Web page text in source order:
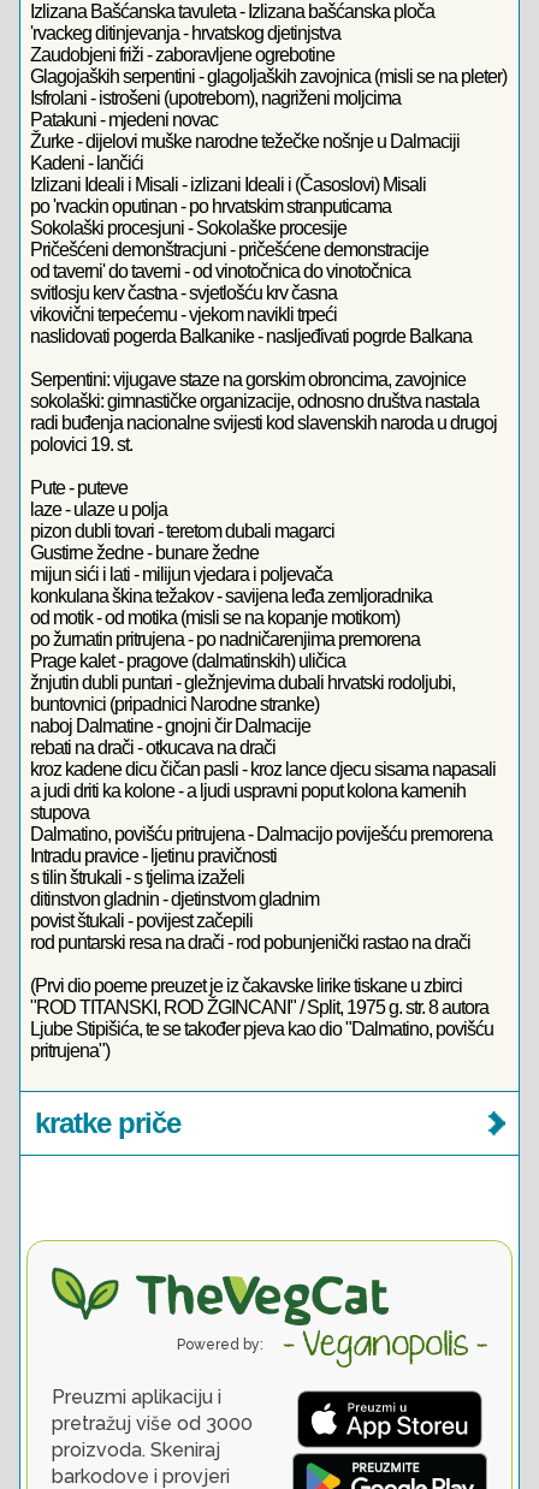
Izlizana Bašćanska tavuleta - Izlizana bašćanska ploča
'rvackeg ditinjevanja - hrvatskog djetinjstva
Zaudobjeni friži - zaboravljene ogrebotine
Glagojaških serpentini - glagoljaških zavojnica (misli se na pleter)
Isfrolani - istrošeni (upotrebom), nagriženi moljcima
Patakuni - mjedeni novac
Žurke - dijelovi muške narodne težečke nošnje u Dalmaciji
Kadeni - lančići
Izlizani Ideali i Misali - izlizani Ideali i (Časoslovi) Misali
po 'rvackin oputinan - po hrvatskim stranputicama
Sokolaški procesjuni - Sokolaške procesije
Pričešćeni demonštracjuni - pričešćene demonstracije
od taverni' do taverni - od vinotočnica do vinotočnica
svitlosju kerv častna - svjetlošću krv časna
vikovični terpećemu - vjekom navikli trpeći
naslidovati pogerda Balkanike - nasljeđivati pogrde Balkana
Serpentini: vijugave staze na gorskim obroncima, zavojnice
sokolaški: gimnastičke organizacije, odnosno društva nastala
radi buđenja nacionalne svijesti kod slavenskih naroda u drugoj
polovici 19. st.
Pute - puteve
laze - ulaze u polja
pizon dubli tovari - teretom dubali magarci
Gustirne žedne - bunare žedne
mijun sići i lati - milijun vjedara i poljevača
konkulana škina težakov - savijena leđa zemljoradnika
od motik - od motika (misli se na kopanje motikom)
po žurnatin pritrujena - po nadničarenjima premorena
Prage kalet - pragove (dalmatinskih) uličica
žnjutin dubli puntari - gležnjevima dubali hrvatski rodoljubi,
buntovnici (pripadnici Narodne stranke)
naboj Dalmatine - gnojni čir Dalmacije
rebati na drači - otkucava na drači
kroz kadene dicu čičan pasli - kroz lance djecu sisama napasali
a judi driti ka kolone - a ljudi uspravni poput kolona kamenih
stupova
Dalmatino, povišću pritrujena - Dalmacijo poviješću premorena
Intradu pravice - ljetinu pravičnosti
s tilin štrukali - s tjelima izaželi
ditinstvon gladnin - djetinstvom gladnim
povist štukali - povijest začepili
rod puntarski resa na drači - rod pobunjenički rastao na drači
(Prvi dio poeme preuzet je iz čakavske lirike tiskane u zbirci
"ROD TITANSKI, ROD ŽGINCANI" / Split, 1975 g. str. 8 autora
Ljube Stipišića, te se također pjeva kao dio "Dalmatino, povišću
pritrujena")
kratke priče